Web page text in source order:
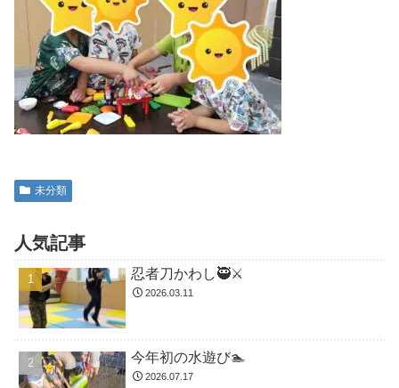
未分類
人気記事
忍者刀かわし🥷⚔️
2026.03.11
今年初の水遊び🏊
2026.07.17